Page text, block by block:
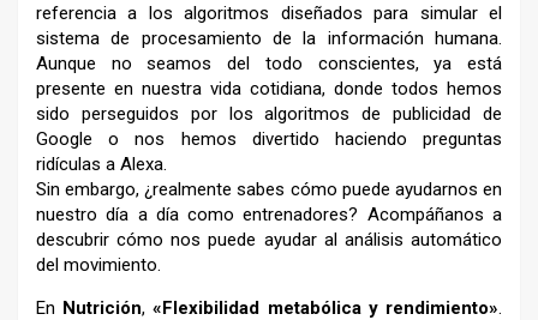
referencia a los algoritmos diseñados para simular el
sistema de procesamiento de la información humana.
Aunque no seamos del todo conscientes, ya está
presente en nuestra vida cotidiana, donde todos hemos
sido perseguidos por los algoritmos de publicidad de
Google o nos hemos divertido haciendo preguntas
ridículas a Alexa.
Sin embargo, ¿realmente sabes cómo puede ayudarnos en
nuestro día a día como entrenadores? Acompáñanos a
descubrir cómo nos puede ayudar al análisis automático
del movimiento.
En Nutrición,«Flexibilidad metabólica y rendimiento».